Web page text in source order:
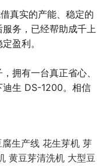
真实的产能、稳定的
务，已经帮助成千上
盈利。
拥有一台真正省心、
迪生 DS-1200。相信
腐生产线 花生芽机 芽
黄豆芽清洗机 大型豆